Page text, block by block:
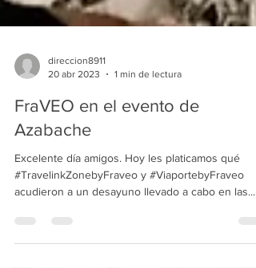
direccion8911
FraVEO en el evento de
Excelente día amigos. Hoy les platicamos qué
#TravelinkZonebyFraveo y #ViaportebyFraveo